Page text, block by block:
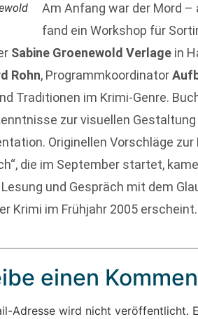
Am Anfang war der Mord
fand ein Workshop für
Sabine Groenewold Verlage in
Rohn, Programmkoordinator
Traditionen im Krimi-Genre.
zur visuellen
Originellen Vorschläge
die im September startet,
und Gespräch mit dem
Krimi im Frühjahr 2005 erscheint.
einen
Adresse wird nicht veröffentlicht.